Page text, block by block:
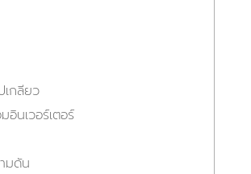
เกลียว
อินเวอร์เตอร์
มดัน